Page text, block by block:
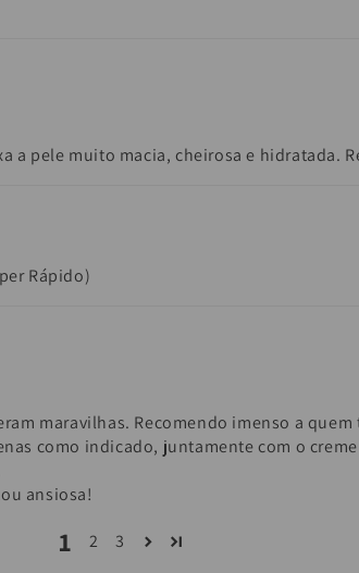
a pele muito macia, cheirosa e hidratada.
Rápido)
maravilhas. Recomendo imenso a
como indicado, juntamente com o
ansiosa!
1 2 3